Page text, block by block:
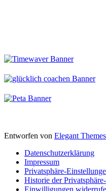
Entworfen von Elegant Themes
Datenschutzerklärung
Impressum
Privatsphäre-
Historie der
Einwilligungen